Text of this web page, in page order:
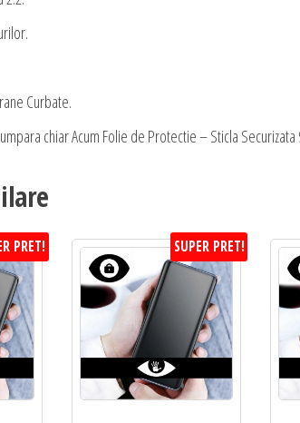
Curbate.
chiar Acum Folie de Protectie – Sticla
PRET! SUPER PRET!